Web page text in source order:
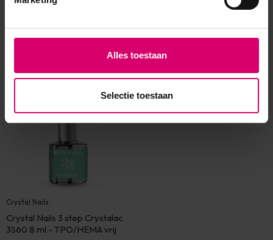
Alles toestaan
Selectie toestaan
Crystal Nails
Crystal Nails 3 step Crystalac
3S60 8 ml - TPO/HEMA vrij